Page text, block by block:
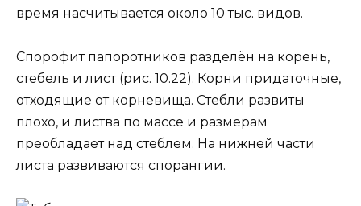
время насчитывается около 10 тыс. видов.
Спорофит папоротников разделён на корень,
стебель и лист (рис. 10.22). Корни придаточные,
отходящие от корневища. Стебли развиты
плохо, и листва по массе и размерам
преобладает над стеблем. На нижней части
листа развиваются спорангии.